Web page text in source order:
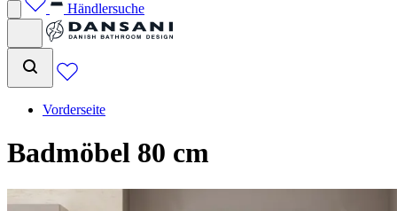
Händlersuche
Vorderseite
Badmöbel 80 cm